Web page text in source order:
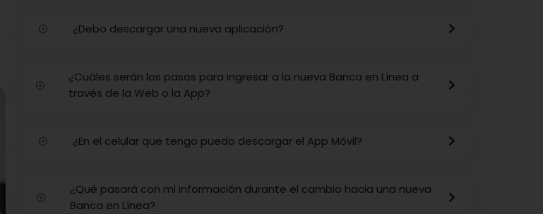
¿Debo descargar una nueva aplicación?
¿Cuáles serán los pasos para ingresar a la nueva Banca en Línea a
través de la Web o la App?
¿En el celular que tengo puedo descargar el App Móvil?
¿Qué pasará con mi información durante el cambio hacia una nueva
Banca en Línea?